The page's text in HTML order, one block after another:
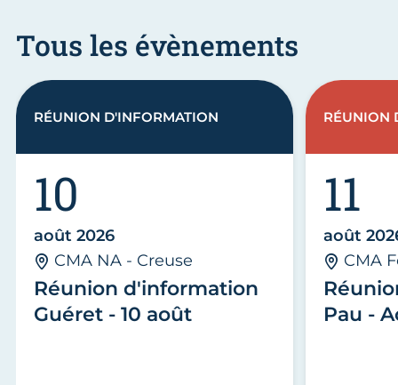
Tous les évènements
Réunion d'information
Guéret - 10 août
10
août 2026
CMA NA - Creuse
RÉUNION D'INFORMATION
Pau -
11
août
CMA
RÉUNION